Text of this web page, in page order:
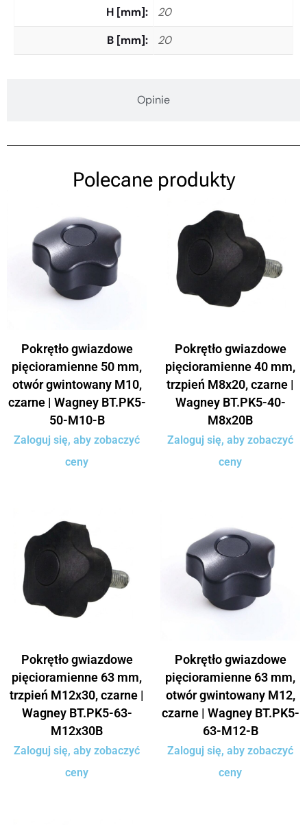
Opinie
H [mm]
20
B [mm]
20
Polecane produkty
Pokrętło gwiazdowe
pięcioramienne 50 mm,
otwór gwintowany M10,
czarne | Wagney BT.PK5-
50-M10-B
Zaloguj się, aby zobaczyć
ceny
Pokrętło gwiazdowe
pięcioramienne 40 mm,
trzpień M8x20, czarne |
Wagney BT.PK5-40-
M8x20B
Zaloguj się, aby zobaczyć
ceny
Pokrętło gwiazdowe
pięcioramienne 63 mm,
trzpień M12x30, czarne |
Wagney BT.PK5-63-
M12x30B
Zaloguj się, aby zobaczyć
ceny
Pokrętło gwiazdowe
pięcioramienne 63 mm,
otwór gwintowany M12,
czarne | Wagney BT.PK5-
63-M12-B
Zaloguj się, aby zobaczyć
ceny